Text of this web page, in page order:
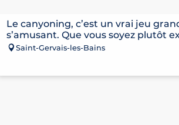
Le canyoning, c’est un vrai jeu
s’amusant. Que vous soyez plutôt
Saint-Gervais-les-Bains